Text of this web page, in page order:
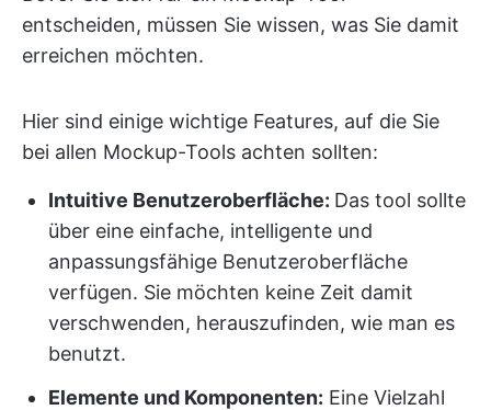
entscheiden, müssen Sie wissen, was Sie damit
erreichen möchten.
Hier sind einige wichtige Features, auf die Sie
bei allen Mockup-Tools achten sollten:
Intuitive Benutzeroberfläche: Das tool sollte
über eine einfache, intelligente und
anpassungsfähige Benutzeroberfläche
verfügen. Sie möchten keine Zeit damit
verschwenden, herauszufinden, wie man es
benutzt.
Elemente und Komponenten: Eine Vielzahl